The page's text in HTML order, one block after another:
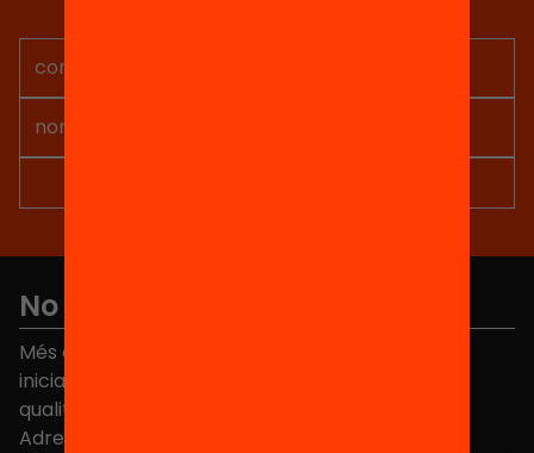
No et perdis res
Més de 40.000 persones ja han triat Equitat. Rep
iniciatives, propostes i projectes per millorar la
qualitat de l'educació a Catalunya.
Adreça electrònica